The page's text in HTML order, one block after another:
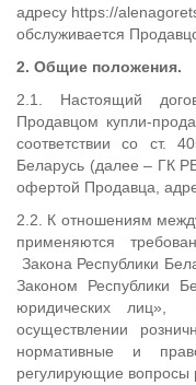
адресу https://
обслуживается
2. Общие положения.
2.1. Настоящий
Продавцом купли-
соответствии со ст.
Беларусь (далее – ГК
офертой Продавца,
2.2. К отношениям
применяются
Закона Республики
Законом Республики
юридических лиц»,
осуществлении
нормативные и
регулирующие вопросы